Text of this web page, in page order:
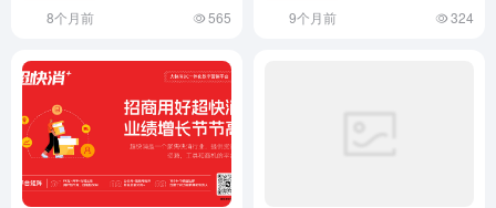
8个月前 565 9个月前 324